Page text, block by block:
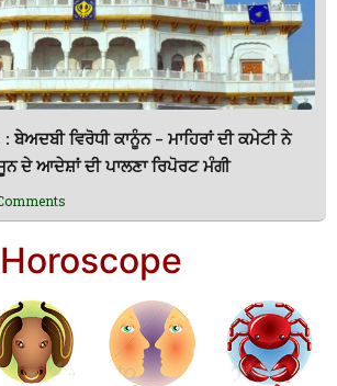
ਵਿਰੋਧੀ ਕਾਨੂੰਨ – ਮਾਹਿਰਾਂ ਦੀ ਕਮੇਟੀ ਨੇ
ਦੇ ਆਦੇਸ਼ਾਂ ਦੀ ਪਾਲਣਾ ਰਿਪੋਰਟ ਮੰਗੀ
Horoscope